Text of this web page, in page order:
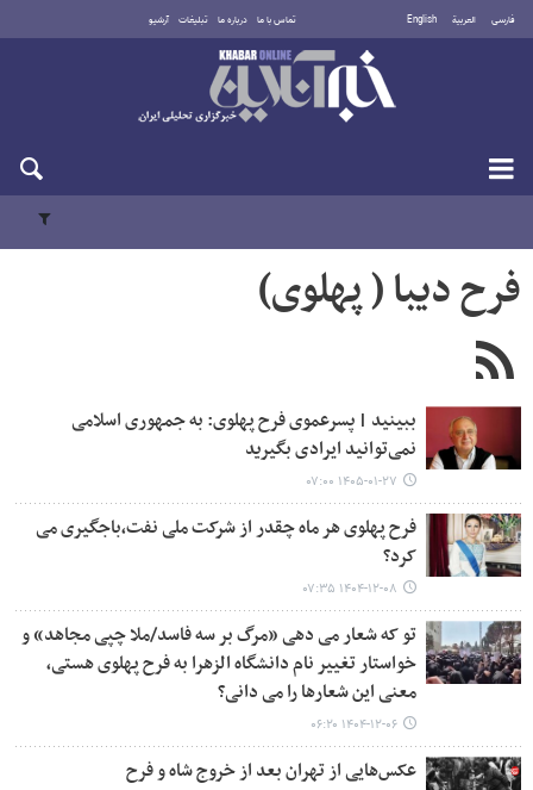
فارسی العربية English تماس با ما درباره ما تبلیغات آرشیو
شنبه ۱۷ مرداد ۱۴۰۵
فرح دیبا ( پهلوی)
ببینید | پسرعموی فرح پهلوی: به جمهوری اسلامی
نمی‌توانید ایرادی بگیرید
۱۴۰۵-۰۱-۲۷ ۰۷:۰۰
فرح پهلوی هر ماه چقدر از شرکت ملی نفت،باجگیری می
کرد؟
۱۴۰۴-۱۲-۰۸ ۰۷:۳۵
تو که شعار می دهی «مرگ بر سه فاسد/ملا چپی مجاهد» و
خواستار تغییر نام دانشگاه الزهرا به فرح پهلوی هستی،
معنی این شعارها را می دانی؟
۱۴۰۴-۱۲-۰۶ ۰۶:۲۰
عکس‌هایی از تهران بعد از خروج شاه و فرح